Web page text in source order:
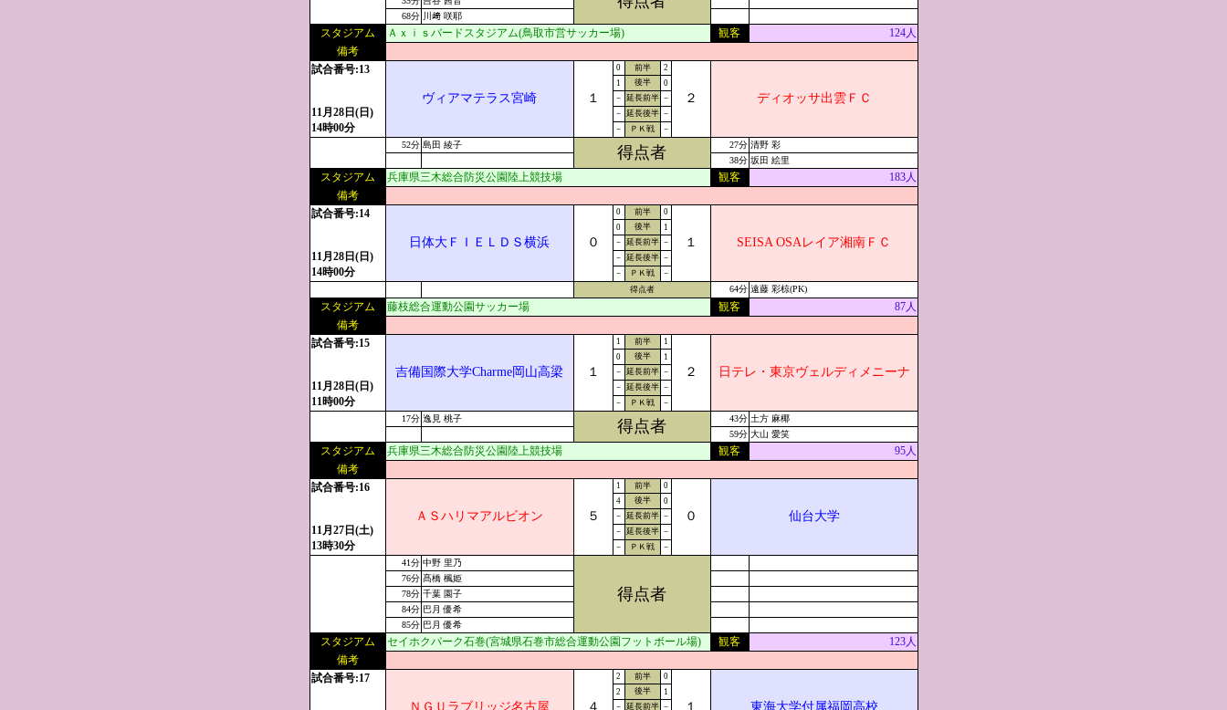
68分
川﨑 咲耶
スタジアム Ａｘｉｓバードスタジアム(鳥取市営サッカー場) 観客
124人
備考
試合番号:13
11月28日(日)
14時00分
ヴィアマテラス宮崎 １
0 前半 2
２ ディオッサ出雲ＦＣ
1 後半
0
－ 延長前半 －
－ 延長後半 －
－
ＰＫ戦 －
52分 島田 綾子 得点者 27分 清野 彩
38分 坂田 絵里
スタジアム 兵庫県三木総合防災公園陸上競技場 観客
183人
備考
試合番号:14
11月28日(日)
14時00分
日体大ＦＩＥＬＤＳ横浜 ０
0 前半 0
１ SEISA OSAレイア湘南ＦＣ
0 後半
1
－ 延長前半 －
－ 延長後半 －
－
ＰＫ戦
－
得点者
64分 遠藤 彩椋(PK)
スタジアム 藤枝総合運動公園サッカー場 観客
87人
備考
試合番号:15
11月28日(日)
11時00分
吉備国際大学Charme岡山高梁 １
1 前半 1
２ 日テレ・東京ヴェルディメニーナ
0 後半
1
－ 延長前半 －
－ 延長後半 －
－
ＰＫ戦 －
17分 逸見 桃子 得点者 43分 土方 麻椰
59分 大山 愛笑
スタジアム 兵庫県三木総合防災公園陸上競技場 観客
95人
備考
試合番号:16
11月27日(土)
13時30分
ＡＳハリマアルビオン ５
1 前半 0
０ 仙台大学
4 後半
0
－ 延長前半 －
－ 延長後半 －
－
ＰＫ戦 －
41分 中野 里乃
得点者
76分 髙橋 楓姫
78分 千葉 園子
84分 巴月 優希
85分 巴月 優希
スタジアム セイホクパーク石巻(宮城県石巻市総合運動公園フットボール場) 観客
123人
備考
試合番号:17
ＮＧＵラブリッジ名古屋 ４
2 前半 0
１ 東海大学付属福岡高校
2 後半
1
－ 延長前半 －